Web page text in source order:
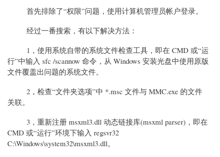
首先排除了“权限”问题，使用计算机管理员帐户登录。
经过一番搜索，有以下解决方法：
1，使用系统自带的系统文件检查工具，即在 CMD 或“运
行”中输入 sfc /scannow 命令，从 Windows 安装光盘中使用原版
文件覆盖出问题的系统文件。
2，检查“文件夹选项”中 *.msc 文件与 MMC.exe 的文件
关联。
3，重新注册 msxml3.dll 动态链接库(msxml parser)，即在
CMD 或“运行”环境下输入 regsvr32
C:\Windows\system32\msxml3.dll。